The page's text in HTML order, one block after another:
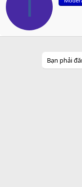
T
i
n
Bạn phải